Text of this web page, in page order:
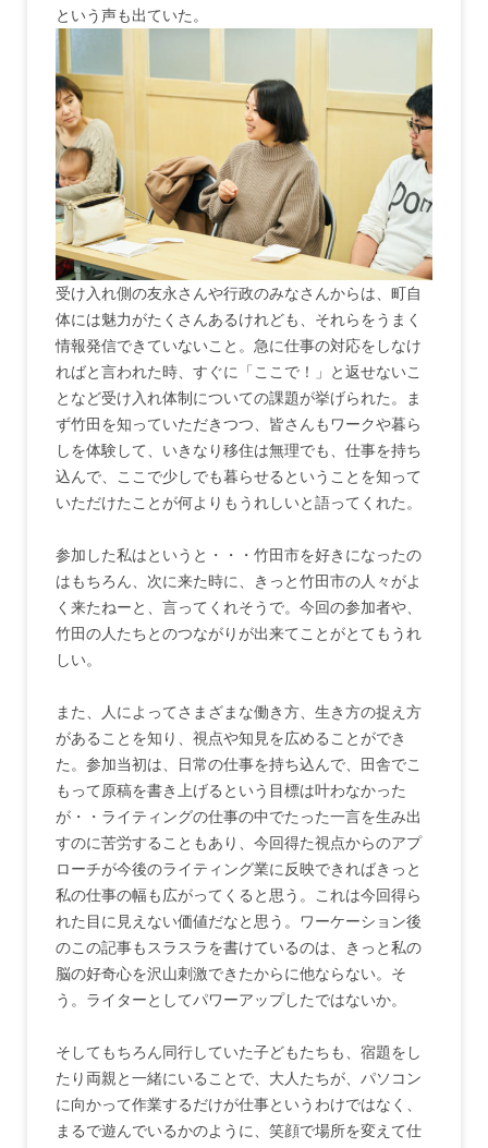
という声も出ていた。
受け入れ側の友永さんや行政のみなさんからは、町自
体には魅力がたくさんあるけれども、それらをうまく
情報発信できていないこと。急に仕事の対応をしなけ
ればと言われた時、すぐに「ここで！」と返せないこ
となど受け入れ体制についての課題が挙げられた。ま
ず竹田を知っていただきつつ、皆さんもワークや暮ら
しを体験して、いきなり移住は無理でも、仕事を持ち
込んで、ここで少しでも暮らせるということを知って
いただけたことが何よりもうれしいと語ってくれた。
参加した私はというと・・・竹田市を好きになったの
はもちろん、次に来た時に、きっと竹田市の人々がよ
く来たねーと、言ってくれそうで。今回の参加者や、
竹田の人たちとのつながりが出来てことがとてもうれ
しい。
また、人によってさまざまな働き方、生き方の捉え方
があることを知り、視点や知見を広めることができ
た。参加当初は、日常の仕事を持ち込んで、田舎でこ
もって原稿を書き上げるという目標は叶わなかった
が・・ライティングの仕事の中でたった一言を生み出
すのに苦労することもあり、今回得た視点からのアプ
ローチが今後のライティング業に反映できればきっと
私の仕事の幅も広がってくると思う。これは今回得ら
れた目に見えない価値だなと思う。ワーケーション後
のこの記事もスラスラを書けているのは、きっと私の
脳の好奇心を沢山刺激できたからに他ならない。そ
う。ライターとしてパワーアップしたではないか。
そしてもちろん同行していた子どもたちも、宿題をし
たり両親と一緒にいることで、大人たちが、パソコン
に向かって作業するだけが仕事というわけではなく、
まるで遊んでいるかのように、笑顔で場所を変えて仕